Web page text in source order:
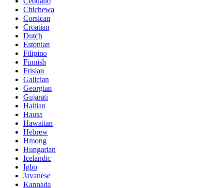
Chichewa
Corsican
Croatian
Dutch
Estonian
Filipino
Finnish
Frisian
Galician
Georgian
Gujarati
Haitian
Hausa
Hawaiian
Hebrew
Hmong
Hungarian
Icelandic
Igbo
Javanese
Kannada